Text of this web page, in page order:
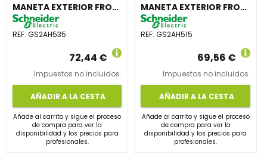
MANETA EXTERIOR FRONTAL 100-400A IP65 NEGRA
REF: GS2AH535
72,44 €
Impuestos no incluidos.
AÑADIR A LA CESTA
Añade al carrito y sigue el proceso
de compra para ver la
disponibilidad y los precios para
profesionales.
MANETA EXTERIOR FRONTAL 32-63A IP55 NEGRA
REF:GS2AH515
69,56 €
Impuestos no incluidos.
AÑADIR A LA CESTA
Añade al carrito y sigue el proceso
de compra para ver la
disponibilidad y los precios para
profesionales.